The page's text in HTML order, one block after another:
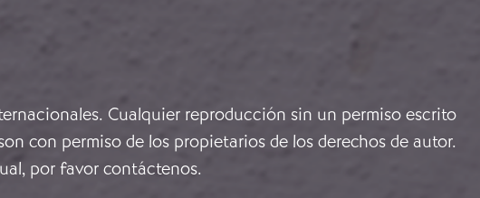
Cualquier reproducción sin un permiso escrito
con permiso de los propietarios de los derechos de autor.
por favor contáctenos.